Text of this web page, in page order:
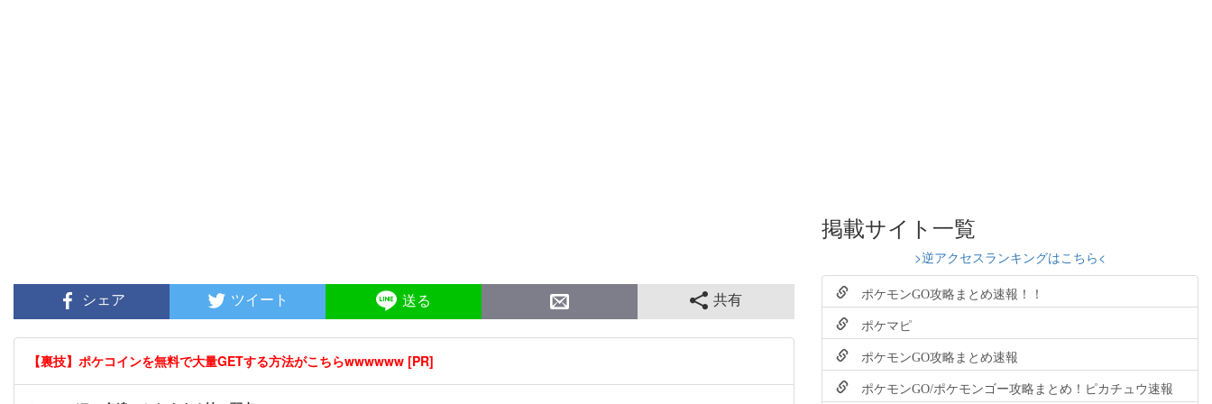
シェア ツイート 送る 共有
【裏技】ポケコインを無料で大量GETする方法がこちらwwwwww [PR]
掲載サイト一覧
>逆アクセスランキングはこちら<
ポケモンGO攻略まとめ速報！！
ポケマピ
ポケモンGO攻略まとめ速報
ポケモンGO/ポケモンゴー攻略まとめ！ピカチュウ速報